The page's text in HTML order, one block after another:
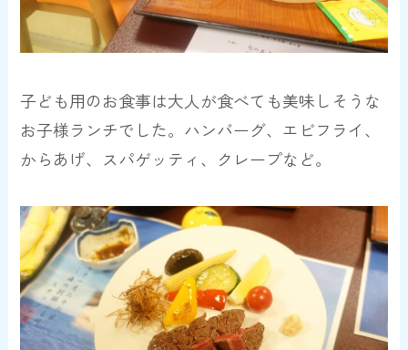
子ども用のお食事は大人が食べても美味しそうな
お子様ランチでした。ハンバーグ、エビフライ、
からあげ、スパゲッティ、クレープなど。